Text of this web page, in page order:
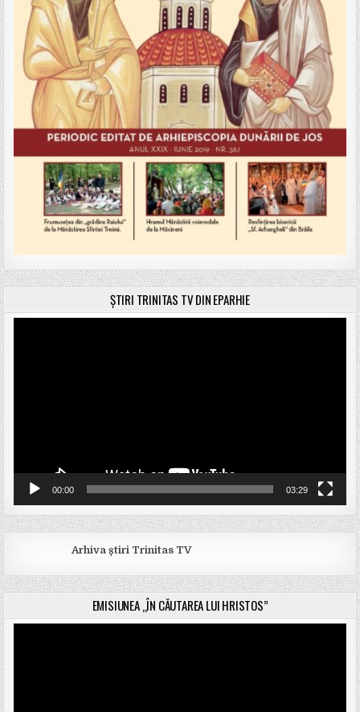
ȘTIRI TRINITAS TV DIN EPARHIE
00:00 03:29
Arhiva știri Trinitas TV
EMISIUNEA „ÎN CĂUTAREA LUI HRISTOS”